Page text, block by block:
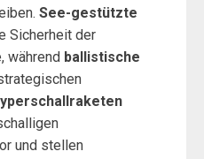
See-gestützte
Sicherheit der
während ballistische
und stellen